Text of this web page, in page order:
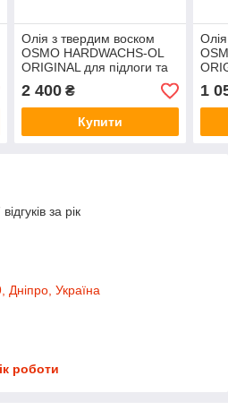
Олія з твердим воском
OSMO HARDWACHS-OL
ORIGINAL для підлоги та
виробів з деревини 3032-
шовк.-матове 0,75 л
2 400₴
Купити
1
за рік
Україна
роботи